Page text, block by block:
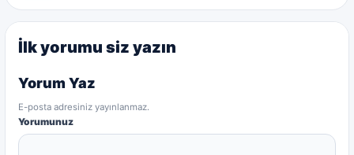
İlk yorumu siz yazın
Yorum Yaz
E-posta adresiniz yayınlanmaz.
Yorumunuz